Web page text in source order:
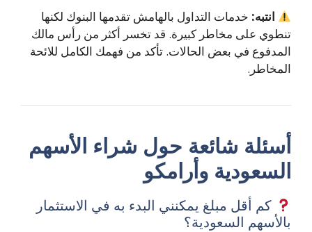
انتبه: خدمات التداول بالهامش تقدمها البنوك لكنها
تنطوي على مخاطر كبيرة. قد تخسر أكثر من رأس مالك
المدفوع في بعض الحالات. تأكد من فهمك الكامل للائحة
المخاطر.
أسئلة شائعة حول شراء الأسهم
السعودية وأرامكو
كم أقل مبلغ يمكنني البدء به في الاستثمار
بالأسهم السعودية؟